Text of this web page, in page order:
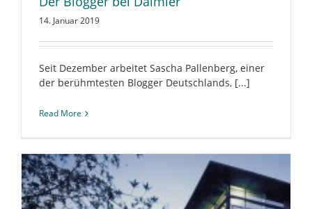
14. Januar 2019
Seit Dezember arbeitet Sascha Pallenberg, einer
der berühmtesten Blogger Deutschlands, [...]
Read More